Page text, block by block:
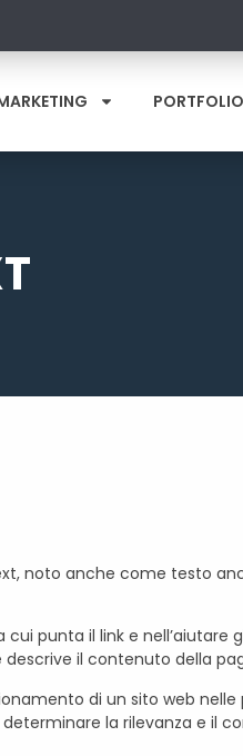
PORTFOLIO
noto anche come testo
punta il link e nell’aiutare
il contenuto della
di un sito web
la rilevanza e il